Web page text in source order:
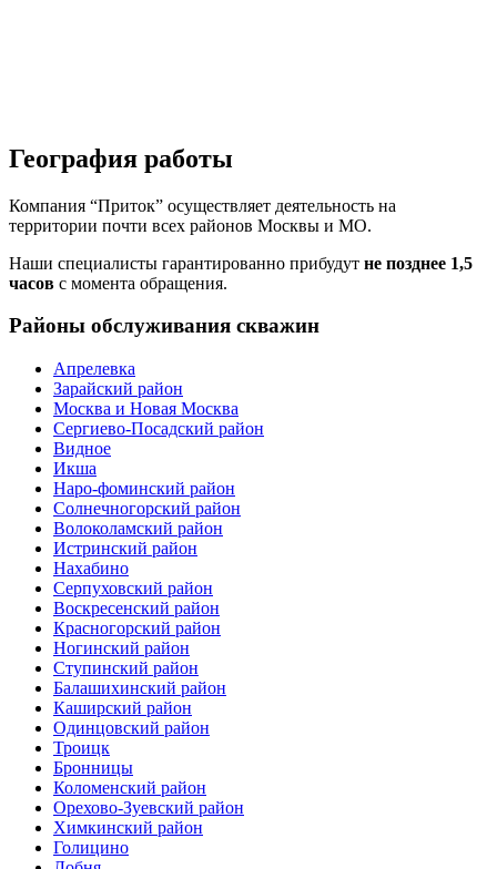
География работы
Компания “Приток” осуществляет деятельность на
территории почти всех районов Москвы и МО.
Наши специалисты гарантированно прибудут не позднее 1,5
часов с момента обращения.
Районы обслуживания скважин
Апрелевка
Зарайский район
Москва и Новая Москва
Сергиево-Посадский район
Видное
Икша
Наро-фоминский район
Солнечногорский район
Волоколамский район
Истринский район
Нахабино
Серпуховский район
Воскресенский район
Красногорский район
Ногинский район
Ступинский район
Балашихинский район
Каширский район
Одинцовский район
Троицк
Бронницы
Коломенский район
Орехово-Зуевский район
Химкинский район
Голицино